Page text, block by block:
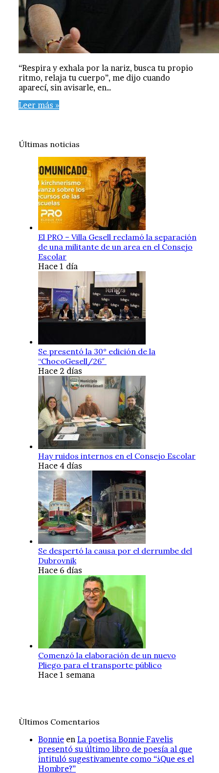
“Respira y exhala por la nariz, busca tu propio
ritmo, relaja tu cuerpo”, me dijo cuando
aparecí, sin avisarle, en…
Leer más »
Últimas noticias
El PRO – Villa Gesell reclamó la separación
de una militante de un area en el Consejo
Escolar
Hace 1 día
Se presentó la 30° edición de la
“ChocoGesell/26″
Hace 2 días
Hay ruidos internos en el Consejo Escolar
Hace 4 días
Se despertó la causa por el derrumbe del
Dubrovnik
Hace 6 días
Comenzó la elaboración de un nuevo
Pliego para el transporte público
Hace 1 semana
Ùltimos Comentarios
Bonnie en La poetisa Bonnie Favelis
presentó su último libro de poesía al que
intituló sugestivamente como “¿Que es el
Hombre?”